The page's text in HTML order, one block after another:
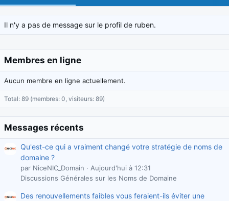
Il n'y a pas de message sur le profil de ruben.
Membres en ligne
Aucun membre en ligne actuellement.
Total: 89 (membres: 0, visiteurs: 89)
Messages récents
Qu'est-ce qui a vraiment changé votre stratégie de noms de
domaine ?
par NiceNIC_Domain
Aujourd'hui à 12:31
Discussions Générales sur les Noms de Domaine
Des renouvellements faibles vous feraient-ils éviter une